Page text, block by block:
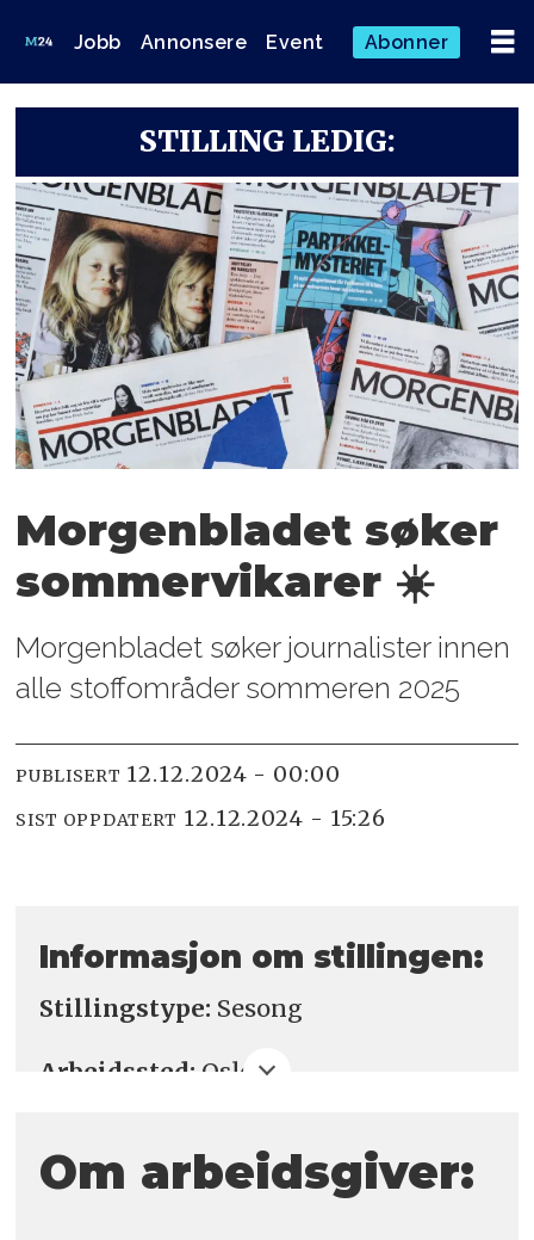
Jobb Annonsere Event Abonner
STILLING LEDIG:
Morgenbladet søker
sommer­vikarer ☀️
Morgenbladet søker journalister innen
alle stoffområder sommeren 2025
PUBLISERT 12.12.2024 - 00:00
SIST OPPDATERT 12.12.2024 - 15:26
Informasjon om stillingen:
Stillingstype: Sesong
Arbeidssted: Oslo
Om arbeidsgiver: